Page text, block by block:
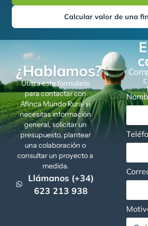
Calcular valor de una
¿Hablamos?
Utiliza este formulario
para contactar con
Afinca Mundo Rural si
necesitas información
general, solicitar un
presupuesto, plantear
una colaboración o
consultar un proyecto a
medida.
Llámanos (+34)
623 213 938